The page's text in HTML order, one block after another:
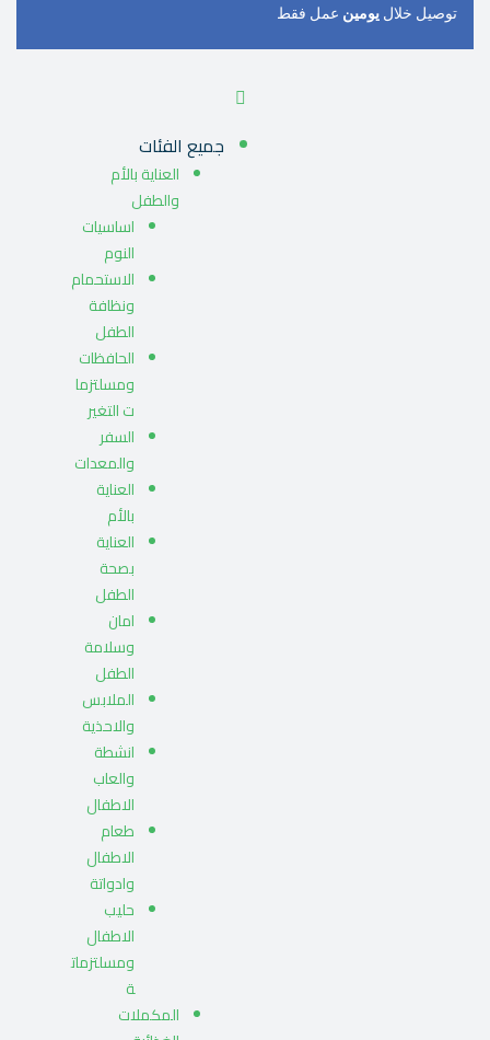
توصيل خلال يومين عمل فقط
جميع الفئات
العناية بالأم
والطفل
اساسيات
النوم
الاستحمام
ونظافة
الطفل
الحافظات
ومسلتزما
ت التغير
السفر
والمعدات
العناية
بالأم
العناية
بصحة
الطفل
امان
وسلامة
الطفل
الملابس
والاحذية
انشطة
والعاب
الاطفال
طعام
الاطفال
وادواتة
حليب
الاطفال
ومسلتزمات
ة
المكملات